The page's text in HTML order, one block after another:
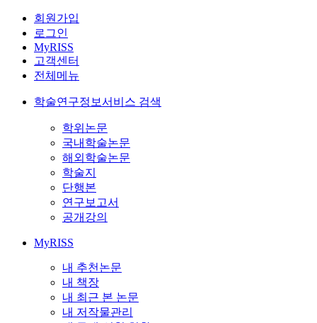
회원가입
로그인
MyRISS
고객센터
전체메뉴
학술연구정보서비스 검색
학위논문
국내학술논문
해외학술논문
학술지
단행본
연구보고서
공개강의
MyRISS
내 추천논문
내 책장
내 최근 본 논문
내 저작물관리